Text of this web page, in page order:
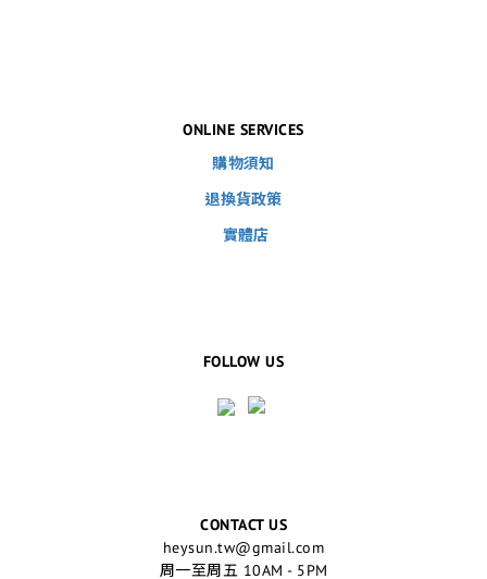
ONLINE SERVICES
購物須知
退換貨政策
實體店
FOLLOW US
CONTACT US
heysun.tw@gmail.com
周一至周五 10AM - 5PM